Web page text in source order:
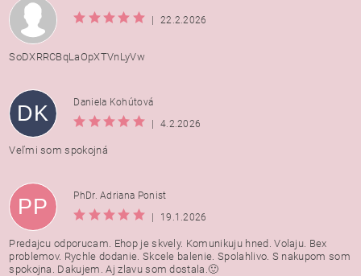
| 22.2.2026
SoDXRRCBqLaOpXTVnLyVw
DK
Daniela Kohútová
|
4.2.2026
Veľmi som spokojná
PP
PhDr. Adriana Ponist
|
19.1.2026
Predajcu odporucam. Ehop je skvely. Komunikuju hned. Volaju. Bex
problemov. Rychle dodanie. Skcele balenie. Spolahlivo. S nakupom som
spokojna. Dakujem. Aj zlavu som dostala.🙂